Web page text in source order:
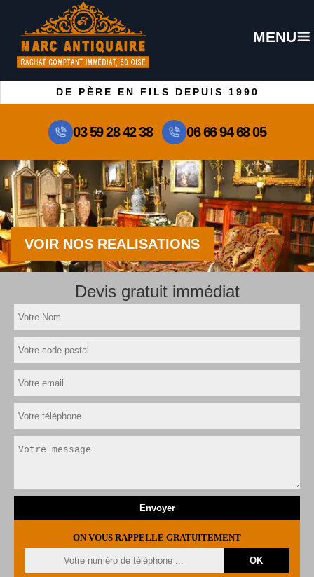
MENU
DE PÈRE EN FILS DEPUIS 1990
03 59 28 42 38 06 66 94 68 05
VOIR NOS REALISATIONS
Devis gratuit immédiat
ON VOUS RAPPELLE GRATUITEMENT